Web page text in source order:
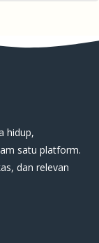
hidup,
satu platform.
dan relevan